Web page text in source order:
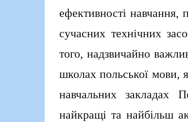
ефективності навчання,
сучасних технічних
того, надзвичайно
школах польської мови,
навчальних закладах
найкращі та найбільш